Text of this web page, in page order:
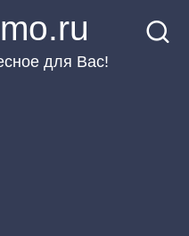
для Вас!